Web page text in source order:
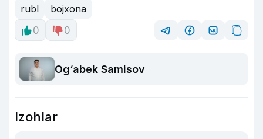
rubl
bojxona
0
0
Og‘abek Samisov
Izohlar